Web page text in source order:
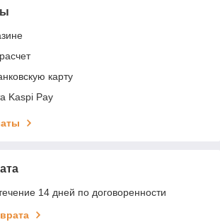
карту
Kaspi Pay
14 дней по договоренности